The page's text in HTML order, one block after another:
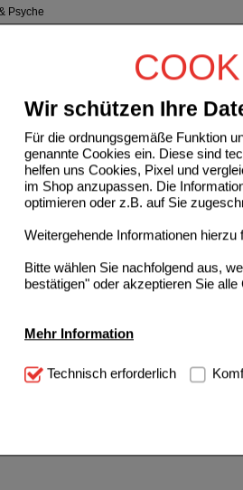
Wir schützen Ihre
Für die ordnungsgemäße Funktion
genannte Cookies ein. Diese sind
helfen uns Cookies, Pixel und
im Shop anzupassen. Die
optimieren oder z.B. auf Sie
Weitergehende Informationen hierzu
Bitte wählen Sie nachfolgend aus,
bestätigen" oder akzeptieren Sie
Mehr Information
Technisch Notwendig: Hierbei
notwendig sind (z.B. Navigation,
Diese Cookies werden
beispielsweise für die
Technisch erforderlich
Psyche
- AMP
Ayu. Pro.